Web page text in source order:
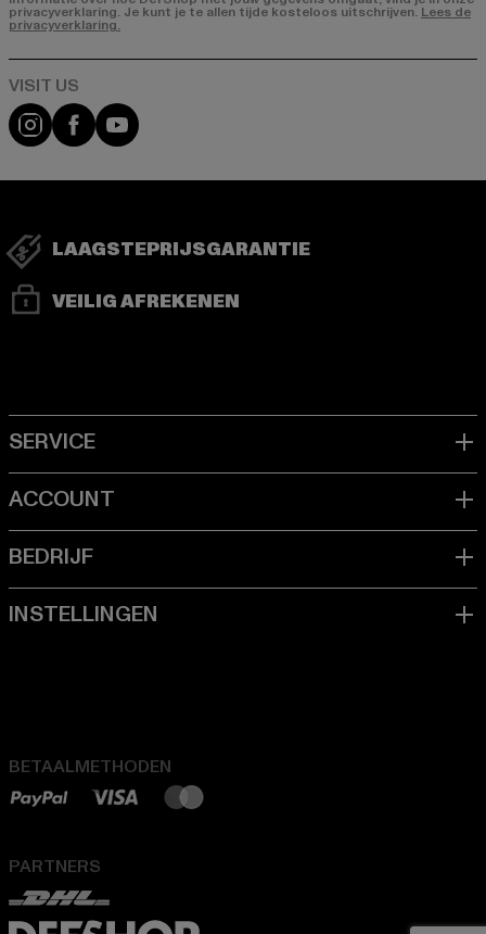
privacyverklaring. Je kunt je te allen tijde kosteloos uitschrijven. Lees de
privacyverklaring.
Visit our Instagram page:
Visit our Facebook page:
Visit our YouTube channel:
LAAGSTEPRIJSGARANTIE
VEILIG AFREKENEN
BETAALMETHODEN
PARTNERS